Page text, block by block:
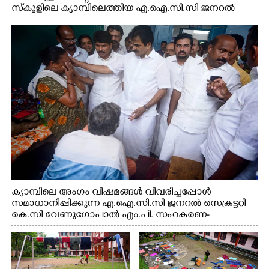
സ്കൂളിലെ ക്യാമ്പിലെത്തിയ എ.ഐ.സി.സി ജനറൽ
സെക്രട്ടറി കെ.സി വേണുഗോപാൽ എം.പി കുരുന്നിനെ
എടുത്ത് ലാളിച്ചപ്പോൾ. സഹകരണ-എക്സൈസ്
വകുപ്പ് മന്ത്രി എം. ലിജു, കൃഷിവകുപ്പ് മന്ത്രി ടി. സിദ്ദിഖ്,
റെജി ചെറിയാൻ എം. എൽ. എ എന്നിവർ സമീപം
ക്യാമ്പിലെ അംഗം വിഷമങ്ങൾ വിവരിച്ചപ്പോൾ
സമാധാനിപ്പിക്കുന്ന എ.ഐ.സി.സി ജനറൽ സെക്രട്ടറി
കെ.സി വേണുഗോപാൽ എം.പി. സഹകരണ-
എക്സൈസ് വകുപ്പ് മന്ത്രി എം. ലിജു, എന്നിവർ